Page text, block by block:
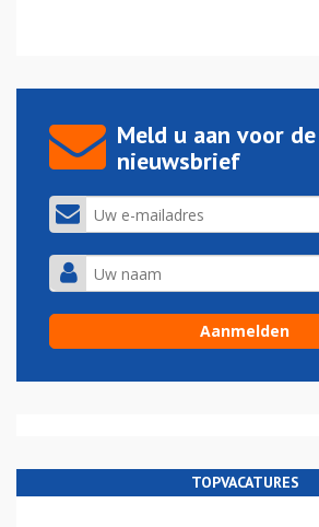
Meld u aan voor de
nieuwsbrief
TOPVACATURES